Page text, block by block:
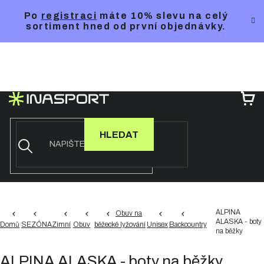
Po registraci máte 10% slevu na celý
sortiment hned od první objednávky.
HLEDAT
Domů SEZÓNAZimní Obuv
Obuv na
běžecké lyžování Unisex Backcountry
ALPINA
ALASKA - boty
na běžky